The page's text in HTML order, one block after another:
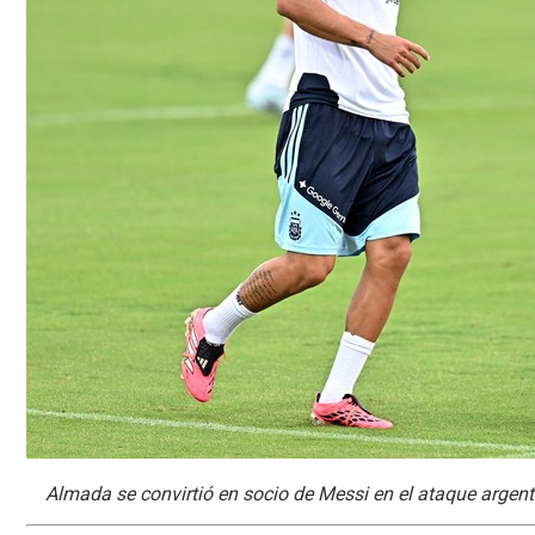
Almada se convirtió en socio de Messi en el ataque